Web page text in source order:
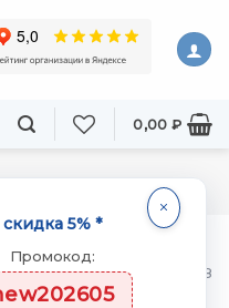
0,00 ₽
товаров из 128
скидка 5% *
Промокод: